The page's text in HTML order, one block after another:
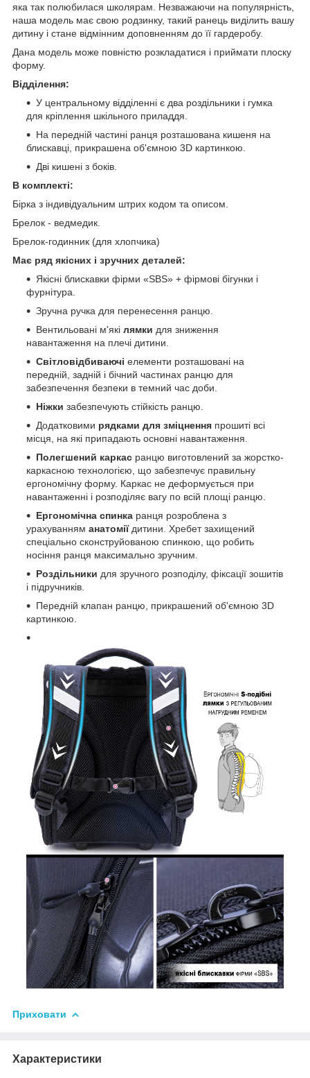
яка так полюбилася школярам. Незважаючи на популярність,
наша модель має свою родзинку, такий ранець виділить вашу
дитину і стане відмінним доповненням до її гардеробу.
Дана модель може повністю розкладатися і приймати плоску
форму.
Відділення:
У центральному відділенні є два роздільники і гумка
для кріплення шкільного приладдя.
На передній частині ранця розташована кишеня на
блискавці, прикрашена об'ємною 3D картинкою.
Дві кишені з боків.
В комплекті:
Бірка з індивідуальним штрих кодом та описом.
Брелок - ведмедик.
Брелок-годинник (для хлопчика)
Має ряд якісних і зручних деталей:
Якісні блискавки фірми «SBS» + фірмові бігунки і
фурнітура.
Зручна ручка для перенесення ранцю.
Вентильовані м'які лямки для зниження
навантаження на плечі дитини.
Світловідбиваючі елементи розташовані на
передній, задній і бічний частинах ранцю для
забезпечення безпеки в темний час доби.
Ніжки забезпечують стійкість ранцю.
Додатковими рядками для зміцнення прошиті всі
місця, на які припадають основні навантаження.
Полегшений каркас ранцю виготовлений за жорстко-
каркасною технологією, що забезпечує правильну
ергономічну форму. Каркас не деформується при
навантаженні і розподіляє вагу по всій площі ранцю.
Ергономічна спинка ранця розроблена з
урахуванням анатоміїдитини. Хребет захищений
спеціально сконструйованою спинкою, що робить
носіння ранця максимально зручним.
Роздільники для зручного розподілу, фіксації зошитів
і підручників.
Передній клапан ранцю, прикрашений об'ємною 3D
картинкою.
Приховати
Характеристики